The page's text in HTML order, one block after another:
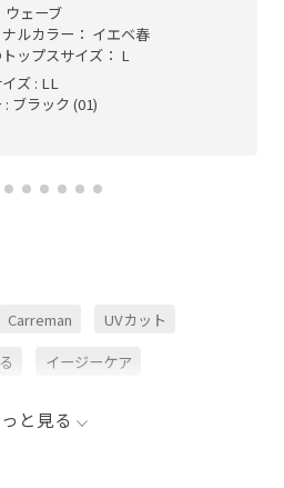
ウェーブ
ルカラー： イエベ春
ップスサイズ： L
ズ : LL
: ブラック (01)
Carreman UVカット
イージーケア
と見る